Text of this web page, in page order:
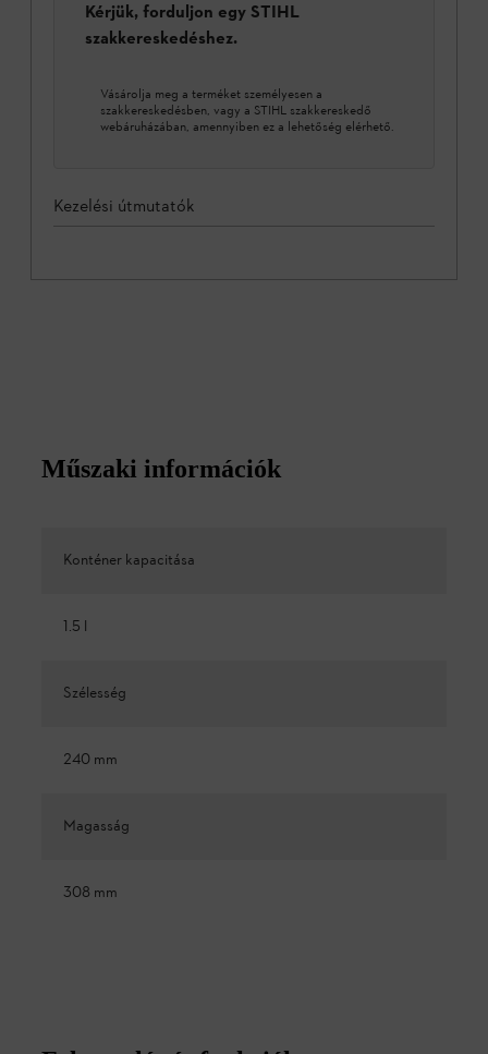
Kérjük, forduljon egy STIHL
szakkereskedéshez.
Vásárolja meg a terméket személyesen a
szakkereskedésben, vagy a STIHL szakkereskedő
webáruházában, amennyiben ez a lehetőség elérhető.
Kezelési útmutatók
Műszaki információk
Konténer kapacitása
1.5 l
Szélesség
240 mm
Magasság
308 mm